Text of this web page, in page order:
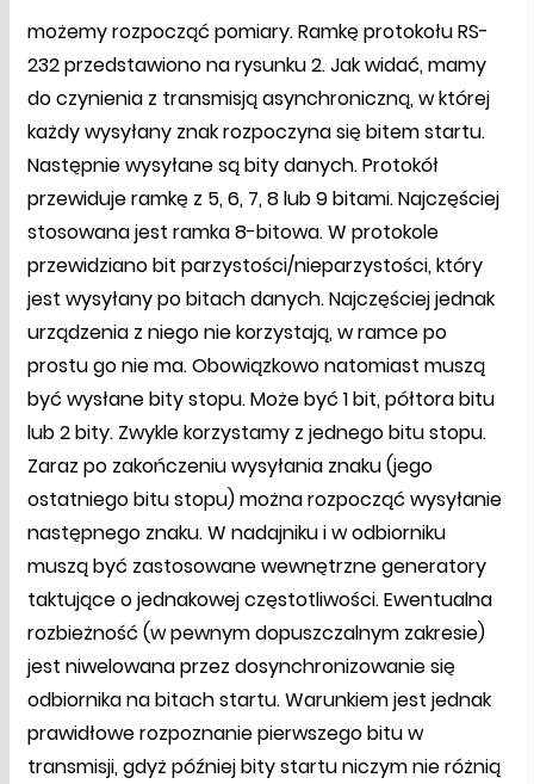
możemy rozpocząć pomiary. Ramkę protokołu RS-
232 przedstawiono na rysunku 2. Jak widać, mamy
do czynienia z transmisją asynchroniczną, w której
każdy wysyłany znak rozpoczyna się bitem startu.
Następnie wysyłane są bity danych. Protokół
przewiduje ramkę z 5, 6, 7, 8 lub 9 bitami. Najczęściej
stosowana jest ramka 8-bitowa. W protokole
przewidziano bit parzystości/nieparzystości, który
jest wysyłany po bitach danych. Najczęściej jednak
urządzenia z niego nie korzystają, w ramce po
prostu go nie ma. Obowiązkowo natomiast muszą
być wysłane bity stopu. Może być 1 bit, półtora bitu
lub 2 bity. Zwykle korzystamy z jednego bitu stopu.
Zaraz po zakończeniu wysyłania znaku (jego
ostatniego bitu stopu) można rozpocząć wysyłanie
następnego znaku. W nadajniku i w odbiorniku
muszą być zastosowane wewnętrzne generatory
taktujące o jednakowej częstotliwości. Ewentualna
rozbieżność (w pewnym dopuszczalnym zakresie)
jest niwelowana przez dosynchronizowanie się
odbiornika na bitach startu. Warunkiem jest jednak
prawidłowe rozpoznanie pierwszego bitu w
transmisji, gdyż później bity startu niczym nie różnią